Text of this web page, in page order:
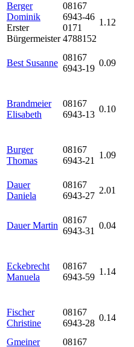
Berger
Dominik
Erster
Bürgermeister
08167
6943-46
0171
4788152
1.12
Best Susanne
08167
6943-19
0.09
Brandmeier
Elisabeth
08167
6943-13
0.10
Burger
Thomas
08167
6943-21
1.09
Dauer
Daniela
08167
6943-27
2.01
Dauer Martin
08167
6943-31
0.04
Eckebrecht
Manuela
08167
6943-59
1.14
Fischer
Christine
08167
6943-28
0.14
Gmeiner
08167